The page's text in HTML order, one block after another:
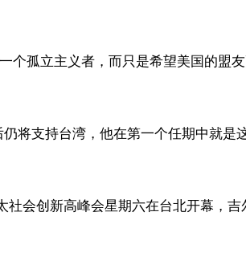
个孤立主义者，而只是希望美国的盟
将支持台湾，他在第一个任期中就是
社会创新高峰会星期六在台北开幕，